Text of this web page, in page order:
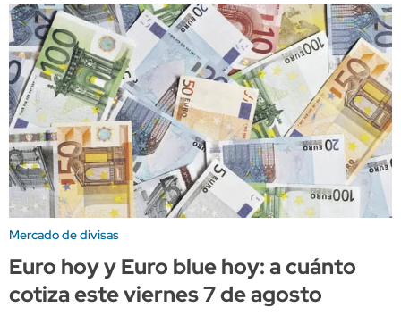
Mercado de divisas
Euro hoy y Euro blue hoy: a cuánto
cotiza este viernes 7 de agosto